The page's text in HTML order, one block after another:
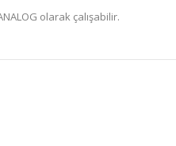
olarak çalışabilir.